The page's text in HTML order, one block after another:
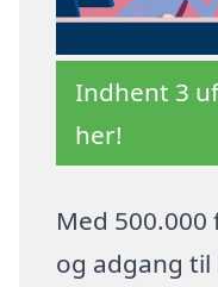
Indhent 3
her!
Med
og adgang